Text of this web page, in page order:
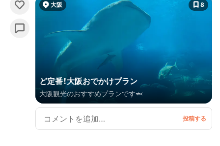
大阪 8
ど定番！大阪おでかけプラン
大阪観光のおすすめプランです🦈